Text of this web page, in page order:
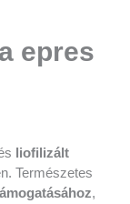
epres
liofilizált
Természetes
,